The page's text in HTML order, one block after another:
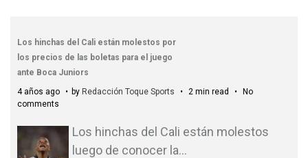
Los hinchas del Cali están molestos por
los precios de las boletas para el juego
ante Boca Juniors
4 años ago
by Redacción Toque Sports 2 min read
No
comments
Los hinchas del Cali están molestos
luego de conocer la…